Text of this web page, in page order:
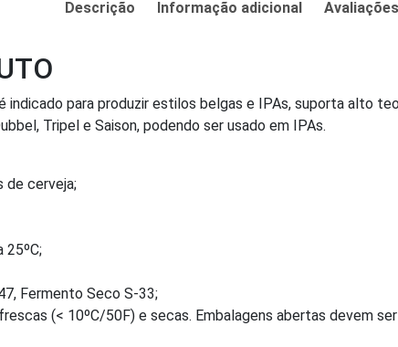
Descrição Informação adicional
para produzir estilos belgas e IPAs, suporta alto
Tripel e Saison, podendo ser usado em IPAs.
de cerveja;
25ºC;
Fermento Seco S-33;
(< 10ºC/50F) e secas. Embalagens abertas devem